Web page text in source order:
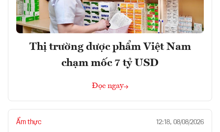
Thị trường dược phẩm Việt Nam
chạm mốc 7 tỷ USD
Đọc ngay
Ẩm thực 12:18, 08/08/2026